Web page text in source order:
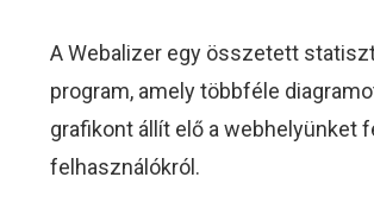
A Webalizer egy összetett
program, amely többféle
grafikont állít elő a webhelyünket
felhasználókról.